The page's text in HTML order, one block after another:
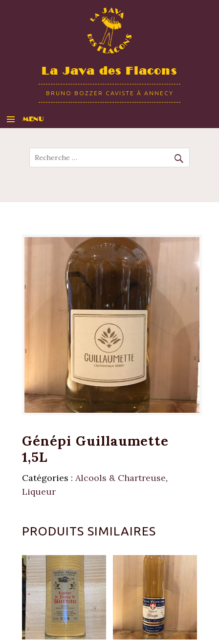
La Java des Flacons
BRUNO BOZZER CAVISTE À ANNECY
MENU
Recherche
Génépi Guillaumette
1,5L
Catégories : Alcools & Chartreuse,
Liqueur
PRODUITS SIMILAIRES